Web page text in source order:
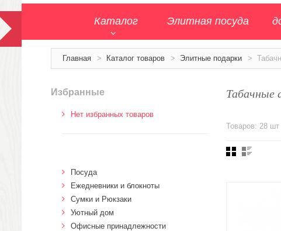
Каталог Элитная посуда
Главная > Каталог товаров > Элитные подарки >
Табачные
Товаров: 28 шт
Избранные
Нет избранных товаров
Посуда
Ежедневники и блокноты
Сумки и Рюкзаки
Уютный дом
Офисные принадлежности